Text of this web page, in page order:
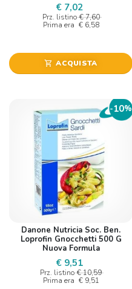
€ 7,02
Prz. listino € 7,60
Prima era € 6,58
shopping_cart ACQUISTA
-10%
Danone Nutricia Soc. Ben.
Loprofin Gnocchetti 500 G
Nuova Formula
€ 9,51
Prz. listino € 10,59
Prima era € 9,51